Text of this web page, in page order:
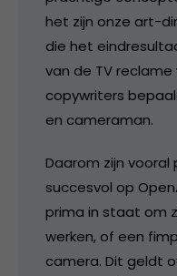
het zijn onze art-
die het
van de TV
copywriters
en cameraman.
Daarom zijn vooral
succesvol op
prima in staat om
werken, of een
camera. Dit geldt